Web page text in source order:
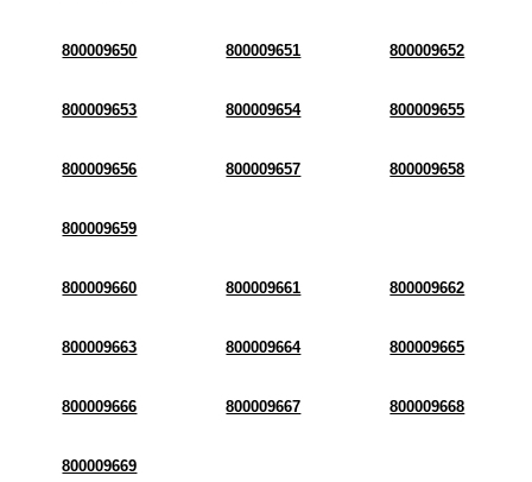
800009650 800009651 800009652
800009653 800009654 800009655
800009656 800009657 800009658
800009659
800009660 800009661 800009662
800009663 800009664 800009665
800009666 800009667 800009668
800009669